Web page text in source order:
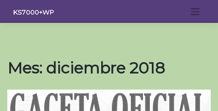
contenido
KS7000+WP
Mes: diciembre 2018